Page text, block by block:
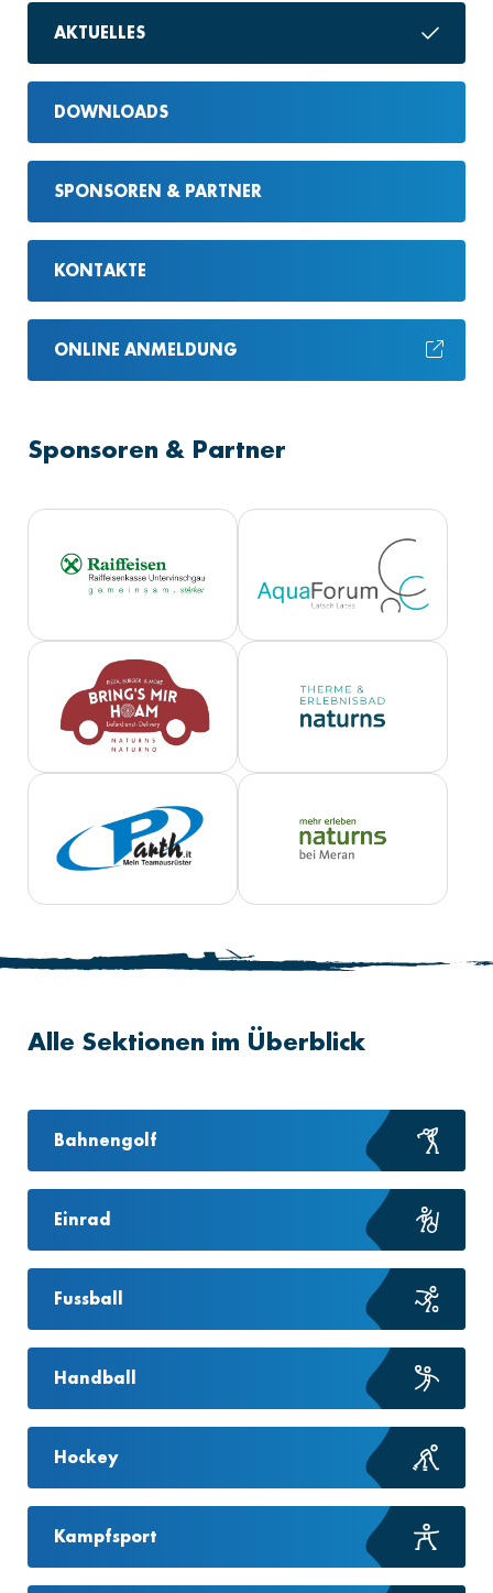
AKTUELLES
DOWNLOADS
SPONSOREN & PARTNER
KONTAKTE
ONLINE ANMELDUNG
Sponsoren & Partner
Alle Sektionen im Überblick
Bahnengolf
Einrad
Fussball
Handball
Hockey
Kampfsport